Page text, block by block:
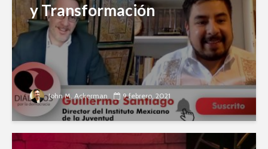
y Transformación
John M. Ackerman 9 febrero, 2021